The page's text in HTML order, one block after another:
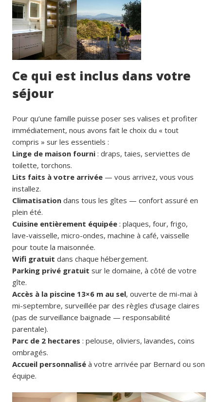
Ce qui est inclus dans votre
séjour
Pour qu’une famille puisse poser ses valises et profiter
immédiatement, nous avons fait le choix du « tout
compris » sur les essentiels :
Linge de maison fourni : draps, taies, serviettes de
toilette, torchons.
Lits faits à votre arrivée — vous arrivez, vous vous
installez.
Climatisation dans tous les gîtes — confort assuré en
plein été.
Cuisine entièrement équipée : plaques, four, frigo,
lave-vaisselle, micro-ondes, machine à café, vaisselle
pour toute la maisonnée.
Wifi gratuit dans chaque hébergement.
Parking privé gratuit sur le domaine, à côté de votre
gîte.
Accès à la piscine 13×6 m au sel, ouverte de mi-mai à
mi-septembre, surveillée par des règles d’usage claires
(pas de surveillance baignade — responsabilité
parentale).
Parc de 2 hectares : pelouse, oliviers, lavandes, coins
ombragés.
Accueil personnalisé à votre arrivée par Bernard ou son
équipe.